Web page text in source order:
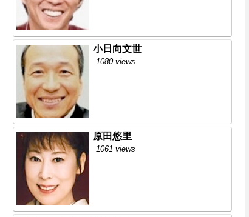
小日向文世
1080 views
原田悠里
1061 views